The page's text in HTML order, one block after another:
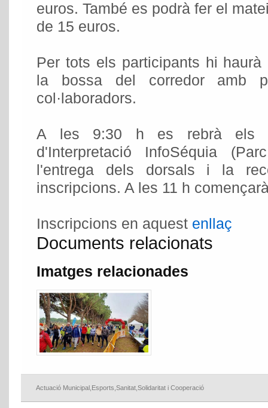
euros. També es podrà fer el
de 15 euros.
Per tots els participants hi
la bossa del corredor amb
col·laboradors.
A les 9:30 h es rebrà els
d'Interpretació InfoSéquia
l'entrega dels dorsals i la
inscripcions. A les 11 h
Inscripcions en aquest enllaç
Documents relacionats
Imatges relacionades
Actuació Municipal Esports Sanitat Solidaritat i Cooperació